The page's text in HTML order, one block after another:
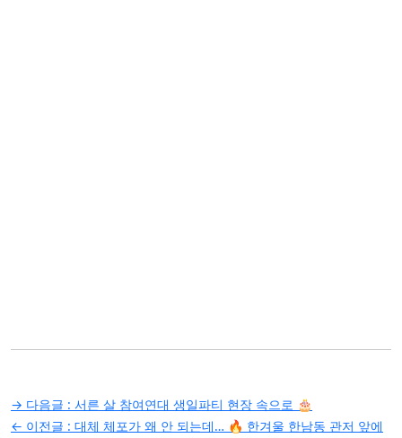
글
→ 다음글 : 서른 살 참여연대 생일파티 현장 속으로 🎂
← 이전글 : 대체 체포가 왜 안 되는데… 🔥 한겨울 한남동 관저 앞에